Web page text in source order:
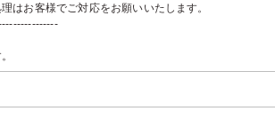
はお客様でご対応をお願いいたします。